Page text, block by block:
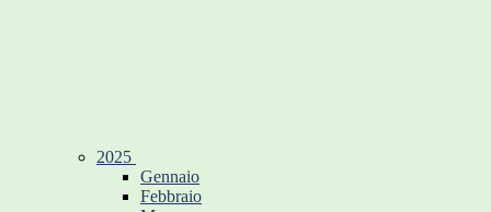
2025
Gennaio
Febbraio